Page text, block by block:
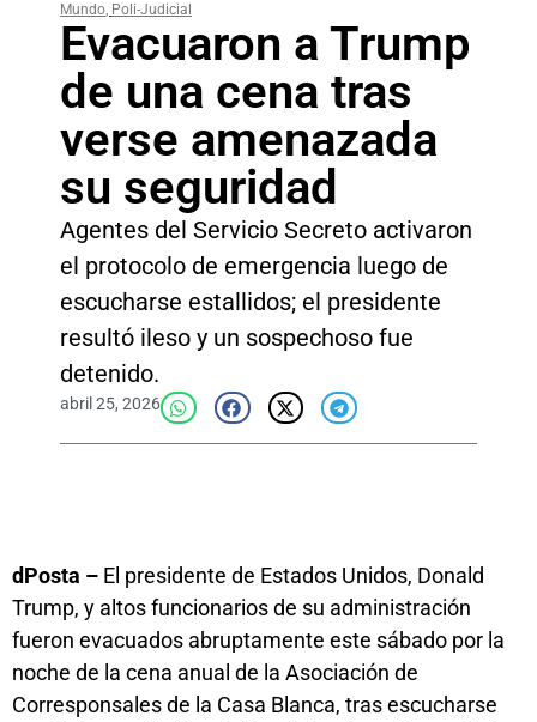
Mundo, Poli-Judicial
Evacuaron a Trump
de una cena tras
verse amenazada
su seguridad
Agentes del Servicio Secreto activaron
el protocolo de emergencia luego de
escucharse estallidos; el presidente
resultó ileso y un sospechoso fue
detenido.
abril 25, 2026
dPosta – El presidente de Estados Unidos, Donald
Trump, y altos funcionarios de su administración
fueron evacuados abruptamente este sábado por la
noche de la cena anual de la Asociación de
Corresponsales de la Casa Blanca, tras escucharse